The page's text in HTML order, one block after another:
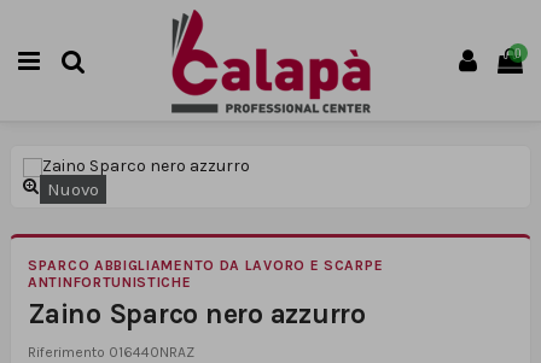
0
Nuovo
SPARCO ABBIGLIAMENTO DA LAVORO E SCARPE
ANTINFORTUNISTICHE
Zaino Sparco nero azzurro
Riferimento 016440NRAZ